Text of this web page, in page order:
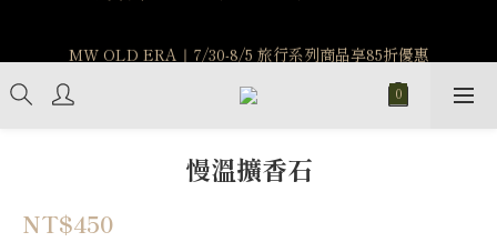
7/15-8/25 神秘星象學系列｜獅子座時區 項鍊 X 戒指 X 手鍊 享福
利
新註冊會員享$100購物金，立即註冊，踏上飾品的奇幻之旅
MW OLD ERA｜7/30-8/5 旅行系列商品享85折優惠
慢溫擴香石
NT$450